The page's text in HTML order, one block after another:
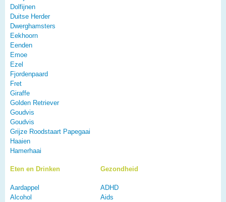
Dolfijnen
Duitse Herder
Dwerghamsters
Eekhoorn
Eenden
Emoe
Ezel
Fjordenpaard
Fret
Giraffe
Golden Retriever
Goudvis
Goudvis
Grijze Roodstaart Papegaai
Haaien
Hamerhaai
Eten en Drinken
Aardappel
Alcohol
Gezondheid
ADHD
Aids